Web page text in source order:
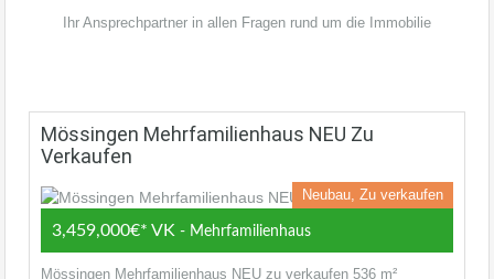
Ihr Ansprechpartner in allen Fragen rund um die Immobilie
Mössingen Mehrfamilienhaus NEU Zu
Verkaufen
Neubau, Zu verkaufen
3,459,000€* VK - Mehrfamilienhaus
Mössingen Mehrfamilienhaus NEU zu verkaufen 536 m²